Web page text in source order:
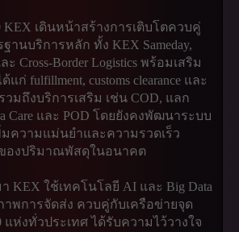
KEX เดินหน้าสร้างการเติบโตควบคู่
านบริการหลัก ทั้ง KEX Sameday,
ะ Cross-Border Logistics พร้อมเสริม
ก่ fulfillment, customs clearance และ
รวมถึงบริการเสริม เช่น COD, แลก
Care และ POD โดยยังคงพัฒนาระบบ
ความแม่นยำและความรวดเร็ว
ของปริมาณพัสดุในอนาคต
KEX ใช้เทคโนโลยี AI และ Big Data
พการจัดส่ง ควบคู่กับเครือข่ายจุด
แห่งทั่วประเทศ ได้รับความไว้วางใจ